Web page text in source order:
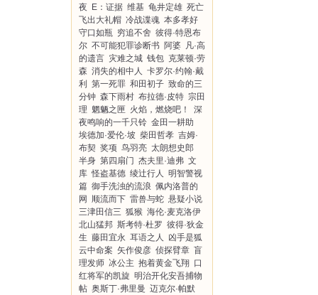
夜
E：证据 维基 龟井定雄 死亡
飞出大礼帽 冷战谍魂 本多孝好
守口如瓶 穷追不舍 彼得·特恩布
尔 不可能犯罪诊断书 阿婆 凡·高
的遗言 灾难之城 钱包 克莱顿·劳
森 消失的相中人 卡罗尔·约翰·戴
利
第一死罪 和田初子 致命的三
分钟 森下雨村 布拉德·皮特 宗田
理 魍魉之匣 火焰，燃烧吧！
深
夜鸣响的一千只铃 金田一耕助
埃德加·爱伦·坡 柴田哲孝 吉姆·
布契 奖项 鸟羽亮 太朗想史郎
半身 第四扇门 杰夫里·迪弗 文
库 怪盗基德 绫辻行人 明智警视
篇 御手洗浊的流浪 佩内洛普的
网 顺流而下 雷兽与蛇 悬疑小说
三津田信三 狐猴 海伦·麦克洛伊
北山猛邦 斯考特·杜罗 彼得·狄金
生 藤田宜永 耳语之人
凶手是狐
云中命案 矢作俊彦 侦探臂章 盲
理发师 冰公主 抱着黄金飞翔 口
红将军的凯旋 明治开化安吾捕物
帖 奥斯丁·弗里曼 迈克尔·帕默